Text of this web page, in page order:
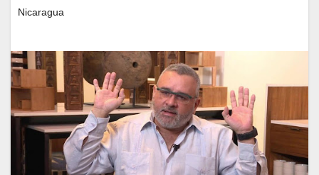
Nicaragua